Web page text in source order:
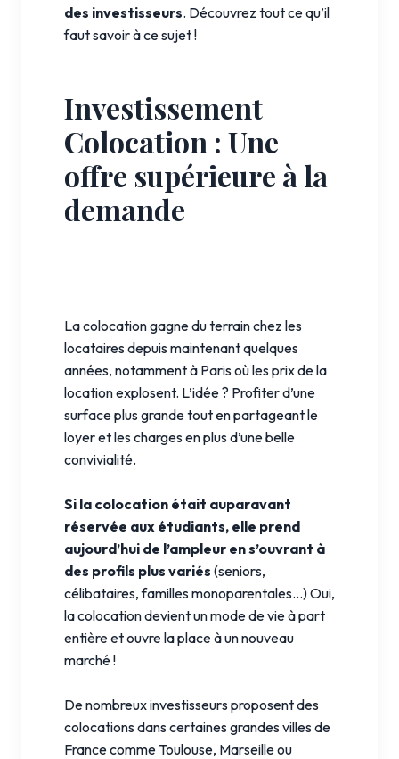
des investisseurs. Découvrez tout ce qu’il
faut savoir à ce sujet !
Investissement
Colocation : Une
offre supérieure à la
demande
La colocation gagne du terrain chez les
locataires depuis maintenant quelques
années, notamment à Paris où les prix de la
location explosent. L’idée ? Profiter d’une
surface plus grande tout en partageant le
loyer et les charges en plus d’une belle
convivialité.
Si la colocation était auparavant
réservée aux étudiants, elle prend
aujourd’hui de l’ampleur en s’ouvrant à
des profils plus variés (seniors,
célibataires, familles monoparentales…) Oui,
la colocation devient un mode de vie à part
entière et ouvre la place à un nouveau
marché !
De nombreux investisseurs proposent des
colocations dans certaines grandes villes de
France comme Toulouse, Marseille ou